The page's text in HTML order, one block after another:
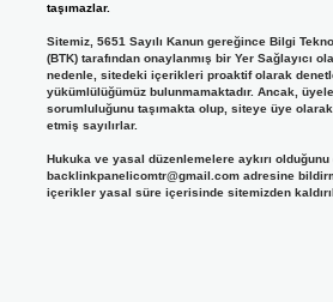
taşımazlar.
Sitemiz, 5651 Sayılı Kanun gereğince Bilgi
(BTK) tarafından onaylanmış bir Yer Sağlayıcı
nedenle, sitedeki içerikleri proaktif olarak
yükümlülüğümüz bulunmamaktadır. Ancak,
sorumluluğunu taşımakta olup, siteye üye
etmiş sayılırlar.
Hukuka ve yasal düzenlemelere aykırı
backlinkpanelicomtr@gmail.comadresine
içerikler yasal süre içerisinde sitemizden